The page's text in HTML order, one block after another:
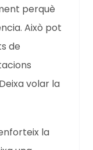
perquè
Això pot
de
volar la
la